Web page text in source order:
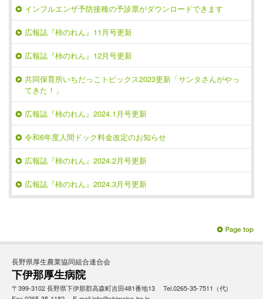
インフルエンザ予防接種の予診票がダウンロードできます
広報誌『柿のれん』11月号更新
広報誌『柿のれん』12月号更新
共同保育所いちだっこトピックス2023更新「サンタさんがやっ
てきた！」
広報誌『柿のれん』2024.1月号更新
令和6年度人間ドック料金改定のお知らせ
広報誌『柿のれん』2024.2月号更新
広報誌『柿のれん』2024.3月号更新
長野県厚生農業協同組合連合会
下伊那厚生病院
〒399-3102 長野県下伊那郡高森町吉田481番地13 Tel.0265-35-7511（代)